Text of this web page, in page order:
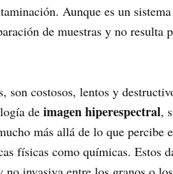
Aunque es un
de muestras y no
son costosos, lentos y
de imagen hiperespectral,
más allá de lo que percibe
físicas como químicas. Estos